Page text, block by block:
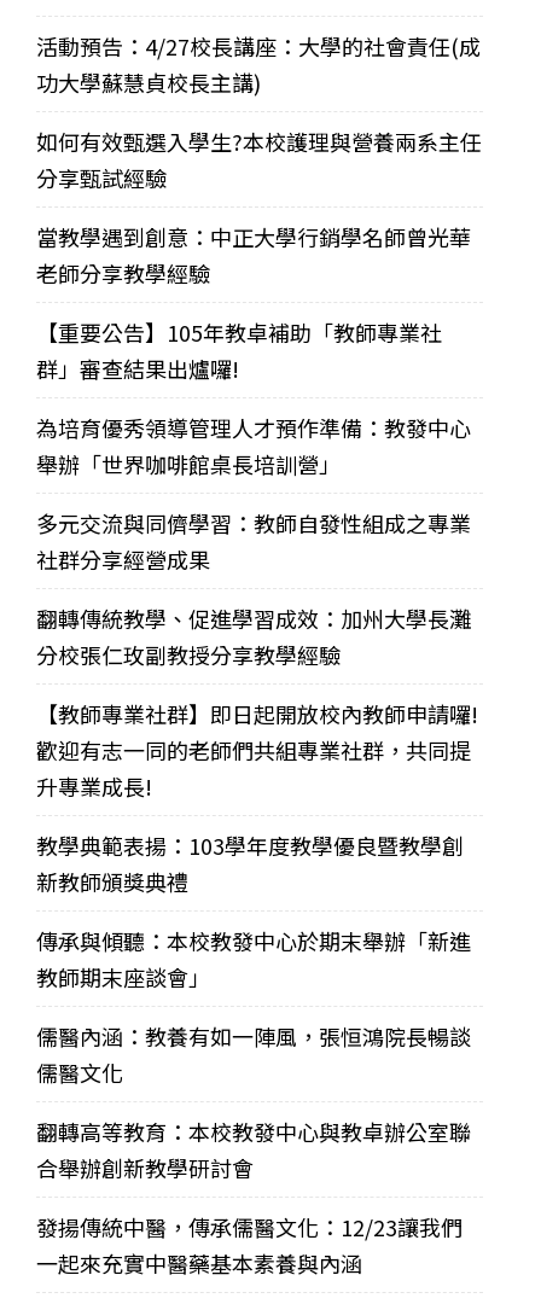
活動預告：4/27校長講座：大學的社會責任(成
功大學蘇慧貞校長主講)
如何有效甄選入學生?本校護理與營養兩系主任
分享甄試經驗
當教學遇到創意：中正大學行銷學名師曾光華
老師分享教學經驗
【重要公告】105年教卓補助「教師專業社
群」審查結果出爐囉!
為培育優秀領導管理人才預作準備：教發中心
舉辦「世界咖啡館桌長培訓營」
多元交流與同儕學習：教師自發性組成之專業
社群分享經營成果
翻轉傳統教學、促進學習成效：加州大學長灘
分校張仁玫副教授分享教學經驗
【教師專業社群】即日起開放校內教師申請囉!
歡迎有志一同的老師們共組專業社群，共同提
升專業成長!
教學典範表揚：103學年度教學優良暨教學創
新教師頒獎典禮
傳承與傾聽：本校教發中心於期末舉辦「新進
教師期末座談會」
儒醫內涵：教養有如一陣風，張恒鴻院長暢談
儒醫文化
翻轉高等教育：本校教發中心與教卓辦公室聯
合舉辦創新教學研討會
發揚傳統中醫，傳承儒醫文化：12/23讓我們
一起來充實中醫藥基本素養與內涵